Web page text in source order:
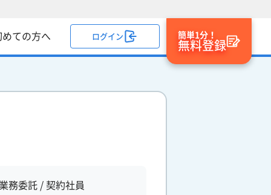
めての方へ ログイン 簡単1分！
無料登録
務委託 / 契約社員